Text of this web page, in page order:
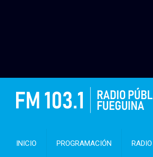
INICIO PROGRAMACIÓN